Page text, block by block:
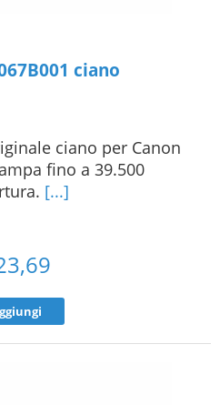
ciano
ciano per Canon
fino a 39.500
[...]